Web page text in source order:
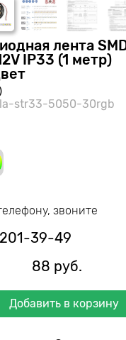
лента
IP33 (1 метр)
str33-5050-30rgb
88 руб.
Добавить в корзину
звоните
39-49